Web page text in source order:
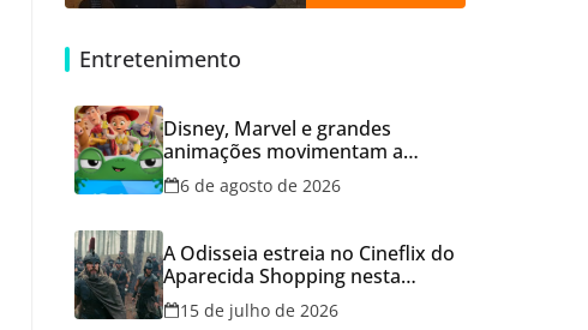
Entretenimento
Disney, Marvel e grandes
animações movimentam a
programação do Cineflix do
Aparecida Shopping
6 de agosto de 2026
A Odisseia estreia no Cineflix do
Aparecida Shopping nesta
quinta, 16
15 de julho de 2026